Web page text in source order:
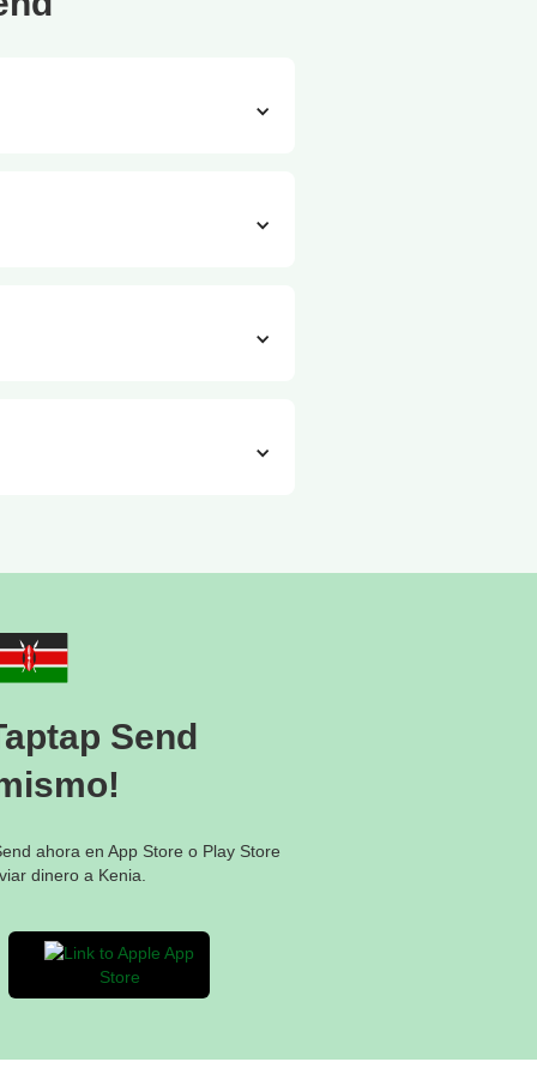
500.000, dependiendo
500.000, dependiendo
Send para conocer tus
antes del paso final de
nada, ya que los
detalle de la transacción
confirmación del pago.
Send
ahora en App Store o Play Store
dinero a Kenia.